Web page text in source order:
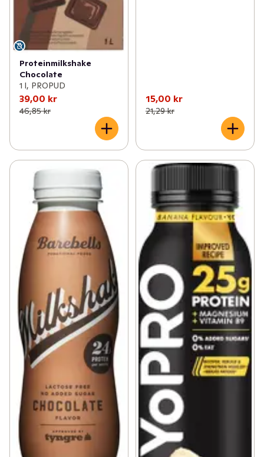
Proteinmilkshake
Chocolate
1 l, PROPUD
39,00 kr
46,85 kr
15,00 kr
21,29 kr